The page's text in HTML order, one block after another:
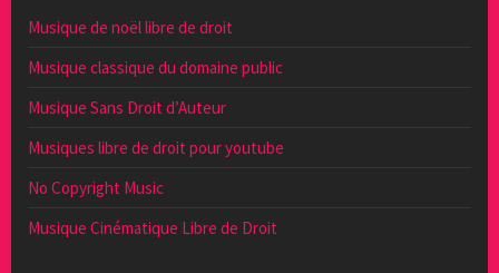
Musique de noël libre de droit
Musique classique du domaine public
Musique Sans Droit d’Auteur
Musiques libre de droit pour youtube
No Copyright Music
Musique Cinématique Libre de Droit